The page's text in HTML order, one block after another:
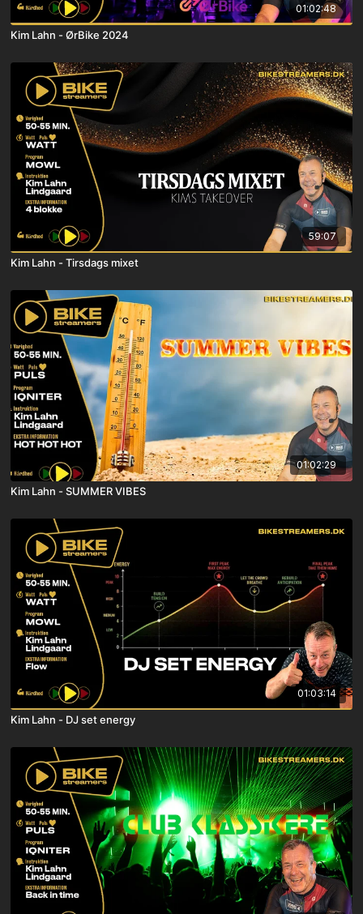
01:02:48
Kim Lahn - ØrBike 2024
59:07
Kim Lahn - Tirsdags mixet
01:02:29
Kim Lahn - SUMMER VIBES
01:03:14
Kim Lahn - DJ set energy